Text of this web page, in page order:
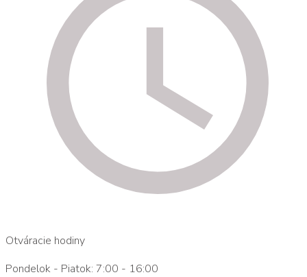
Otváracie hodiny
Pondelok - Piatok: 7:00 - 16:00